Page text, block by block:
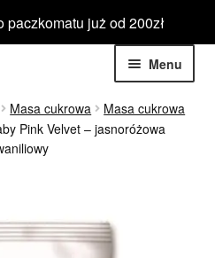
paczkomatu już od 200zł
Menu
Rozwiń
Masa cukrowa
Masa cukrowa
Pink Velvet – jasnoróżowa